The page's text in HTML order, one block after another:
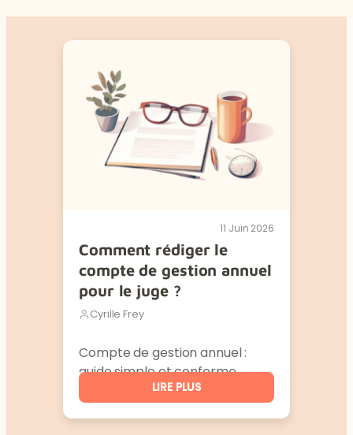
11 Juin 2026
Comment rédiger le
compte de gestion annuel
pour le juge ?
Cyrille Frey
Compte de gestion annuel :
guide simple et conforme.
LIRE PLUS